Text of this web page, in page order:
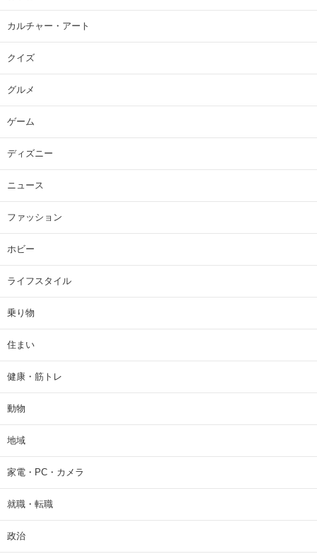
カルチャー・アート
クイズ
グルメ
ゲーム
ディズニー
ニュース
ファッション
ホビー
ライフスタイル
乗り物
住まい
健康・筋トレ
動物
地域
家電・PC・カメラ
就職・転職
政治